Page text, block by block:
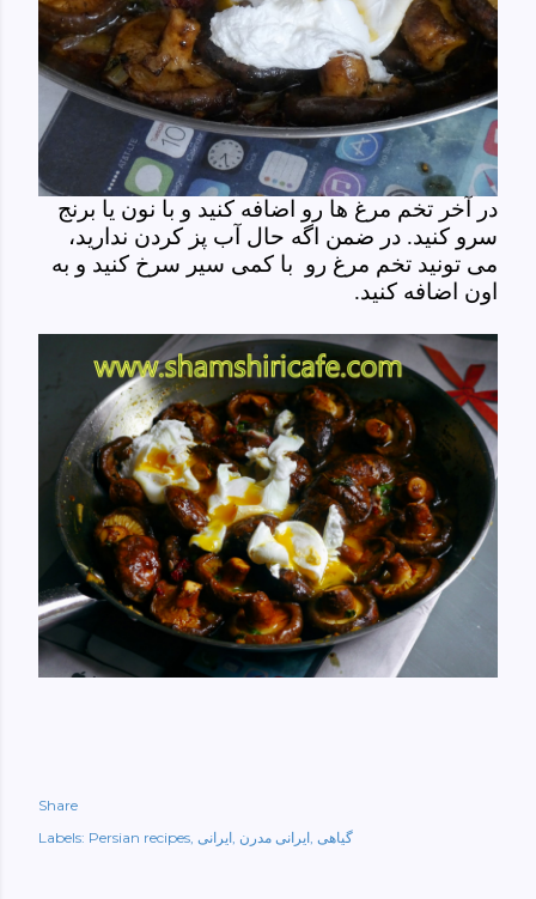
در آخر تخم مرغ ها رو اضافه کنید و با نون یا برنج
سرو کنید. در ضمن اگه حال آب پز کردن ندارید،
می تونید تخم مرغ رو با کمی سیر سرخ کنید و به
اون اضافه کنید.
Share
Labels: Persian recipes ایرانی ایرانی مدرن گیاهی